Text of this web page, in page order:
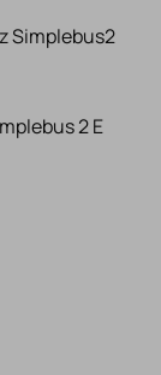
Simplebus2
2 E